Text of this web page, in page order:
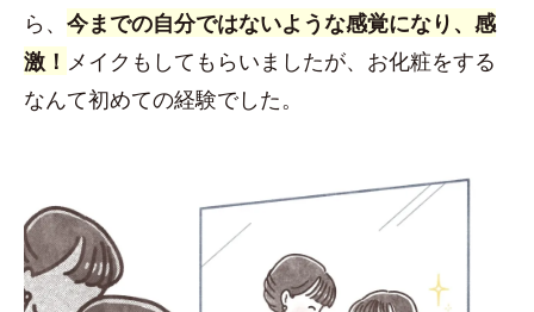
ら、 今までの自分ではないような感覚になり、感
激！ メイクもしてもらいましたが、お化粧をする
なんて初めての経験でした。